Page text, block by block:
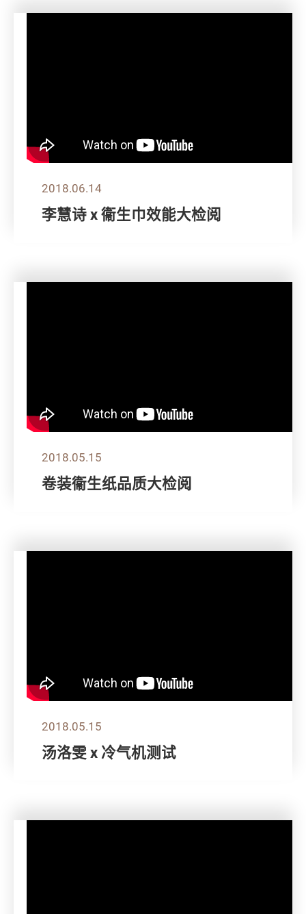
2018.06.14
李慧诗 x 衞生巾效能大检阅
2018.05.15
卷装衞生纸品质大检阅
2018.05.15
汤洛雯 x 冷气机测试